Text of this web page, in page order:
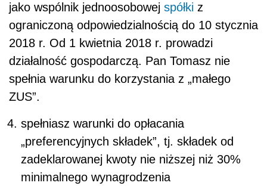
jako wspólnik jednoosobowej spółki z
ograniczoną odpowiedzialnością do 10 stycznia
2018 r. Od 1 kwietnia 2018 r. prowadzi
działalność gospodarczą. Pan Tomasz nie
spełnia warunku do korzystania z „małego
ZUS”.
spełniasz warunki do opłacania
„preferencyjnych składek”, tj. składek od
zadeklarowanej kwoty nie niższej niż 30%
minimalnego wynagrodzenia